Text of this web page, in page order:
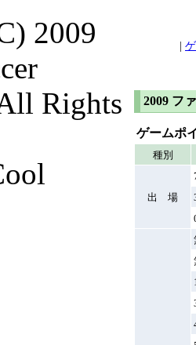
|
2009 フ
ゲームポ
種別
出 場
2009
Rights